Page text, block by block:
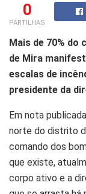
0
PARTILHAS
Mais de 70%
de Mira
escalas de
presidente da
Em nota
norte do distrito
comando dos
que existe,
corpo ativo e a